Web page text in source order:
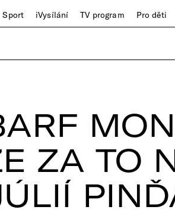
Sport iVysílání TV program Pro děti
ZA TO